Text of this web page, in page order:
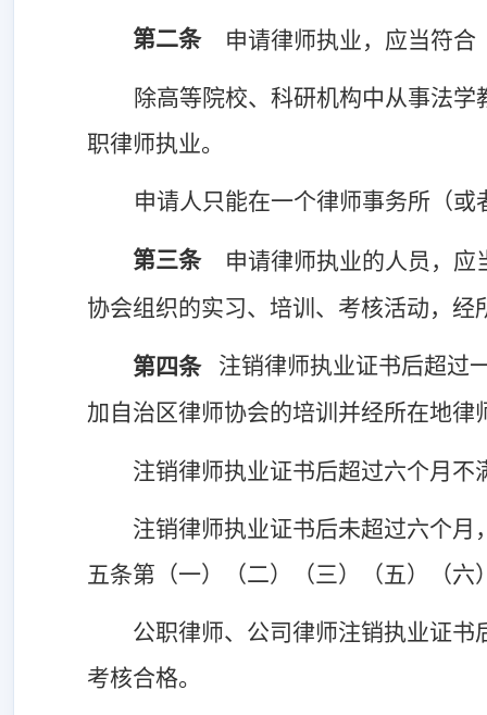
第二条 申请律师执业，应当符
除高等院校、科研机构中从事法
职律师执业。
申请人只能在一个律师事务所（或
第三条
申请律师执业的人员，
协会组织的实习、培训、考核活动，经
第四条
注销律师执业证书后超过
加自治区律师协会的培训并经所在地律
注销律师执业证书后超过六个月
注销律师执业证书后未超过六个
五条第（一）（二）（三）（五）（
公职律师、公司律师注销执业证
考核合格。